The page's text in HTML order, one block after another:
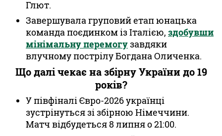
Глют.
Завершувала груповий етап юнацька
команда поєдинком із Італією, здобувши
мінімальну перемогузавдяки
влучному пострілу Богдана Оличенка.
Що далі чекає на збірну України до 19
років?
У півфіналі Євро-2026 українці
зустрінуться зі збірною Німеччини.
Матч відбудеться 8 липня о 21:00.